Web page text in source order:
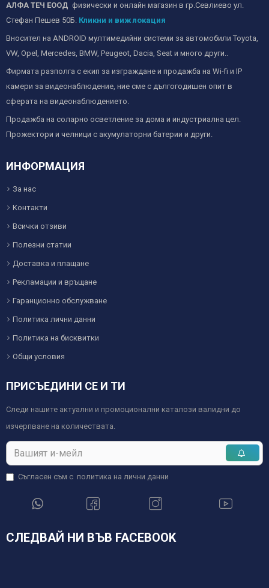
АЛФА ТЕЧ ЕООД физически и онлайн магазин в гр.Севлиево ул.
Стефан Пешев 50Б. Кликни и виж локация
Вносител на ANDROID мултимедийни системи за автомобили Toyota,
VW, Opel, Mercedes, BMW, Peugeot, Dacia, Seat и много други..
Фирмата разполга с екип за изграждане и продажба на Wi-fi и IP
камери за видеонаблюдение, ние сме с дългогодишен опит в
сферата на видеонаблюдението.
Продажба на соларно осветление за дома и индустриална цел.
Прожектори и челници с акумулаторни батерии и други.
ИНФОРМАЦИЯ
За нас
Контакти
Всички отзиви
Полезни статии
Доставка и плащане
Рекламации и връщане
Гаранционно обслужване
Политика лични данни
Политика на бисквитки
Общи условия
ПРИСЪЕДИНИ СЕ И ТИ
Следи нашите актуални и промоционални каталози валидни до
изчерпване на количествата.
Съгласен съм с политика на лични данни
СЛЕДВАЙ НИ ВЪВ FACEBOOK